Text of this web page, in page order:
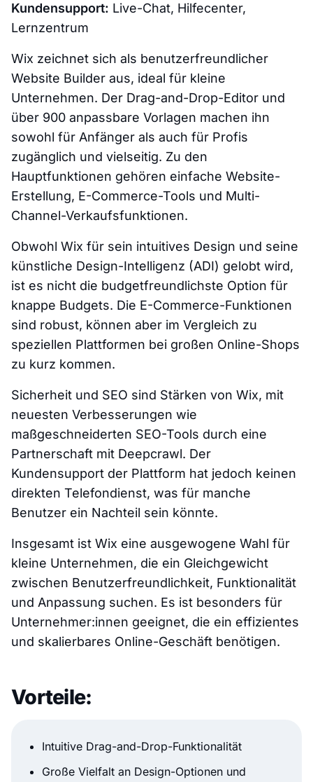
Kundensupport: Live-Chat, Hilfecenter,
Lernzentrum
Wix zeichnet sich als benutzerfreundlicher
Website Builder aus, ideal für kleine
Unternehmen. Der Drag-and-Drop-Editor und
über 900 anpassbare Vorlagen machen ihn
sowohl für Anfänger als auch für Profis
zugänglich und vielseitig. Zu den
Hauptfunktionen gehören einfache Website-
Erstellung, E-Commerce-Tools und Multi-
Channel-Verkaufsfunktionen.
Obwohl Wix für sein intuitives Design und seine
künstliche Design-Intelligenz (ADI) gelobt wird,
ist es nicht die budgetfreundlichste Option für
knappe Budgets. Die E-Commerce-Funktionen
sind robust, können aber im Vergleich zu
speziellen Plattformen bei großen Online-Shops
zu kurz kommen.
Sicherheit und SEO sind Stärken von Wix, mit
neuesten Verbesserungen wie
maßgeschneiderten SEO-Tools durch eine
Partnerschaft mit Deepcrawl. Der
Kundensupport der Plattform hat jedoch keinen
direkten Telefondienst, was für manche
Benutzer ein Nachteil sein könnte.
Insgesamt ist Wix eine ausgewogene Wahl für
kleine Unternehmen, die ein Gleichgewicht
zwischen Benutzerfreundlichkeit, Funktionalität
und Anpassung suchen. Es ist besonders für
Unternehmer:innen geeignet, die ein effizientes
und skalierbares Online-Geschäft benötigen.
Vorteile:
Intuitive Drag-and-Drop-Funktionalität
Große Vielfalt an Design-Optionen und